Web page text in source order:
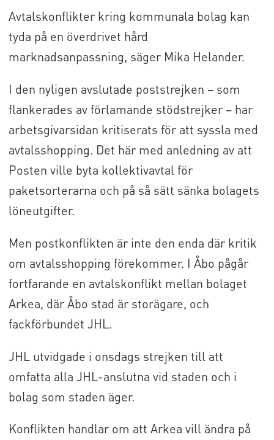
Avtalskonflikter kring kommunala bolag kan
tyda på en överdrivet hård
marknadsanpassning, säger Mika Helander.
I den nyligen avslutade poststrejken – som
flankerades av förlamande stödstrejker – har
arbetsgivarsidan kritiserats för att syssla med
avtalsshopping. Det här med anledning av att
Posten ville byta kollektivavtal för
paketsorterarna och på så sätt sänka bolagets
löneutgifter.
Men postkonflikten är inte den enda där kritik
om avtalsshopping förekommer. I Åbo pågår
fortfarande en avtalskonflikt mellan bolaget
Arkea, där Åbo stad är storägare, och
fackförbundet JHL.
JHL utvidgade i onsdags strejken till att
omfatta alla JHL-anslutna vid staden och i
bolag som staden äger.
Konflikten handlar om att Arkea vill ändra på